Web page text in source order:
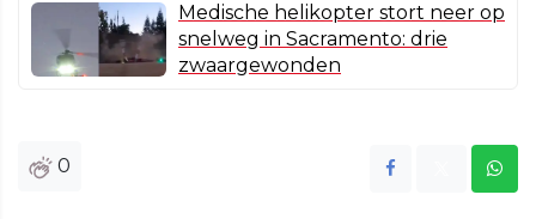
Medische helikopter stort neer op
snelweg in Sacramento: drie
zwaargewonden
0